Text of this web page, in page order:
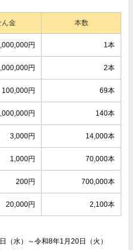
ん金 本数
円 1本
円 2本
100,000円 69本
円 140本
3,000円 14,000本
1,000円 70,000本
200円 700,000本
20,000円 2,100本
（水）～令和8年1月20日（火）